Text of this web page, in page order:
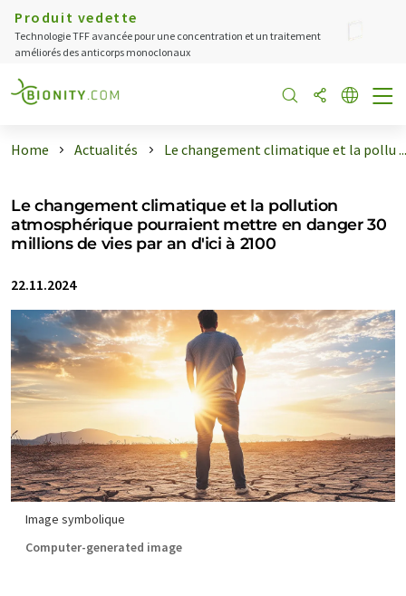
Produit vedette
Technologie TFF avancée pour une concentration et un traitement
améliorés des anticorps monoclonaux
Home Actualités Le changement climatique et la pollu ...
Le changement climatique et la pollution
atmosphérique pourraient mettre en danger 30
millions de vies par an d'ici à 2100
22.11.2024
Image symbolique
Computer-generated image